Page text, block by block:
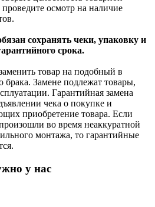
осмотр на наличие
сохранять чеки, упаковку и
срока.
товар на подобный в
брака. Замене подлежат товары,
Гарантийная замена
чека о покупке и
приобретение товара. Если
во время неаккуратной
монтажа, то гарантийные
у нас